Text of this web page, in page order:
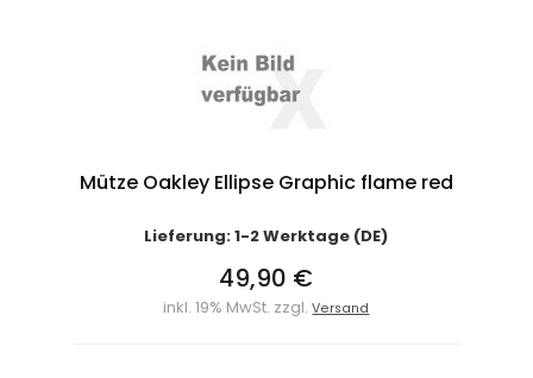
Mütze Oakley Ellipse Graphic flame red
Lieferung: 1-2 Werktage (DE)
49,90 €
inkl. 19% MwSt. zzgl.Versand